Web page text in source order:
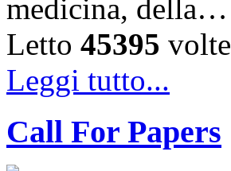
medicina, della…
Letto 45395 volte
Leggi tutto...
Call For Papers